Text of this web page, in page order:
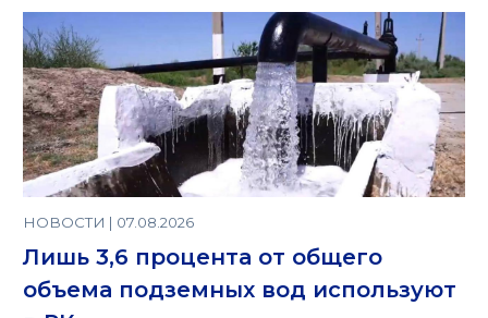
НОВОСТИ | 07.08.2026
Лишь 3,6 процента от общего
объема подземных вод используют